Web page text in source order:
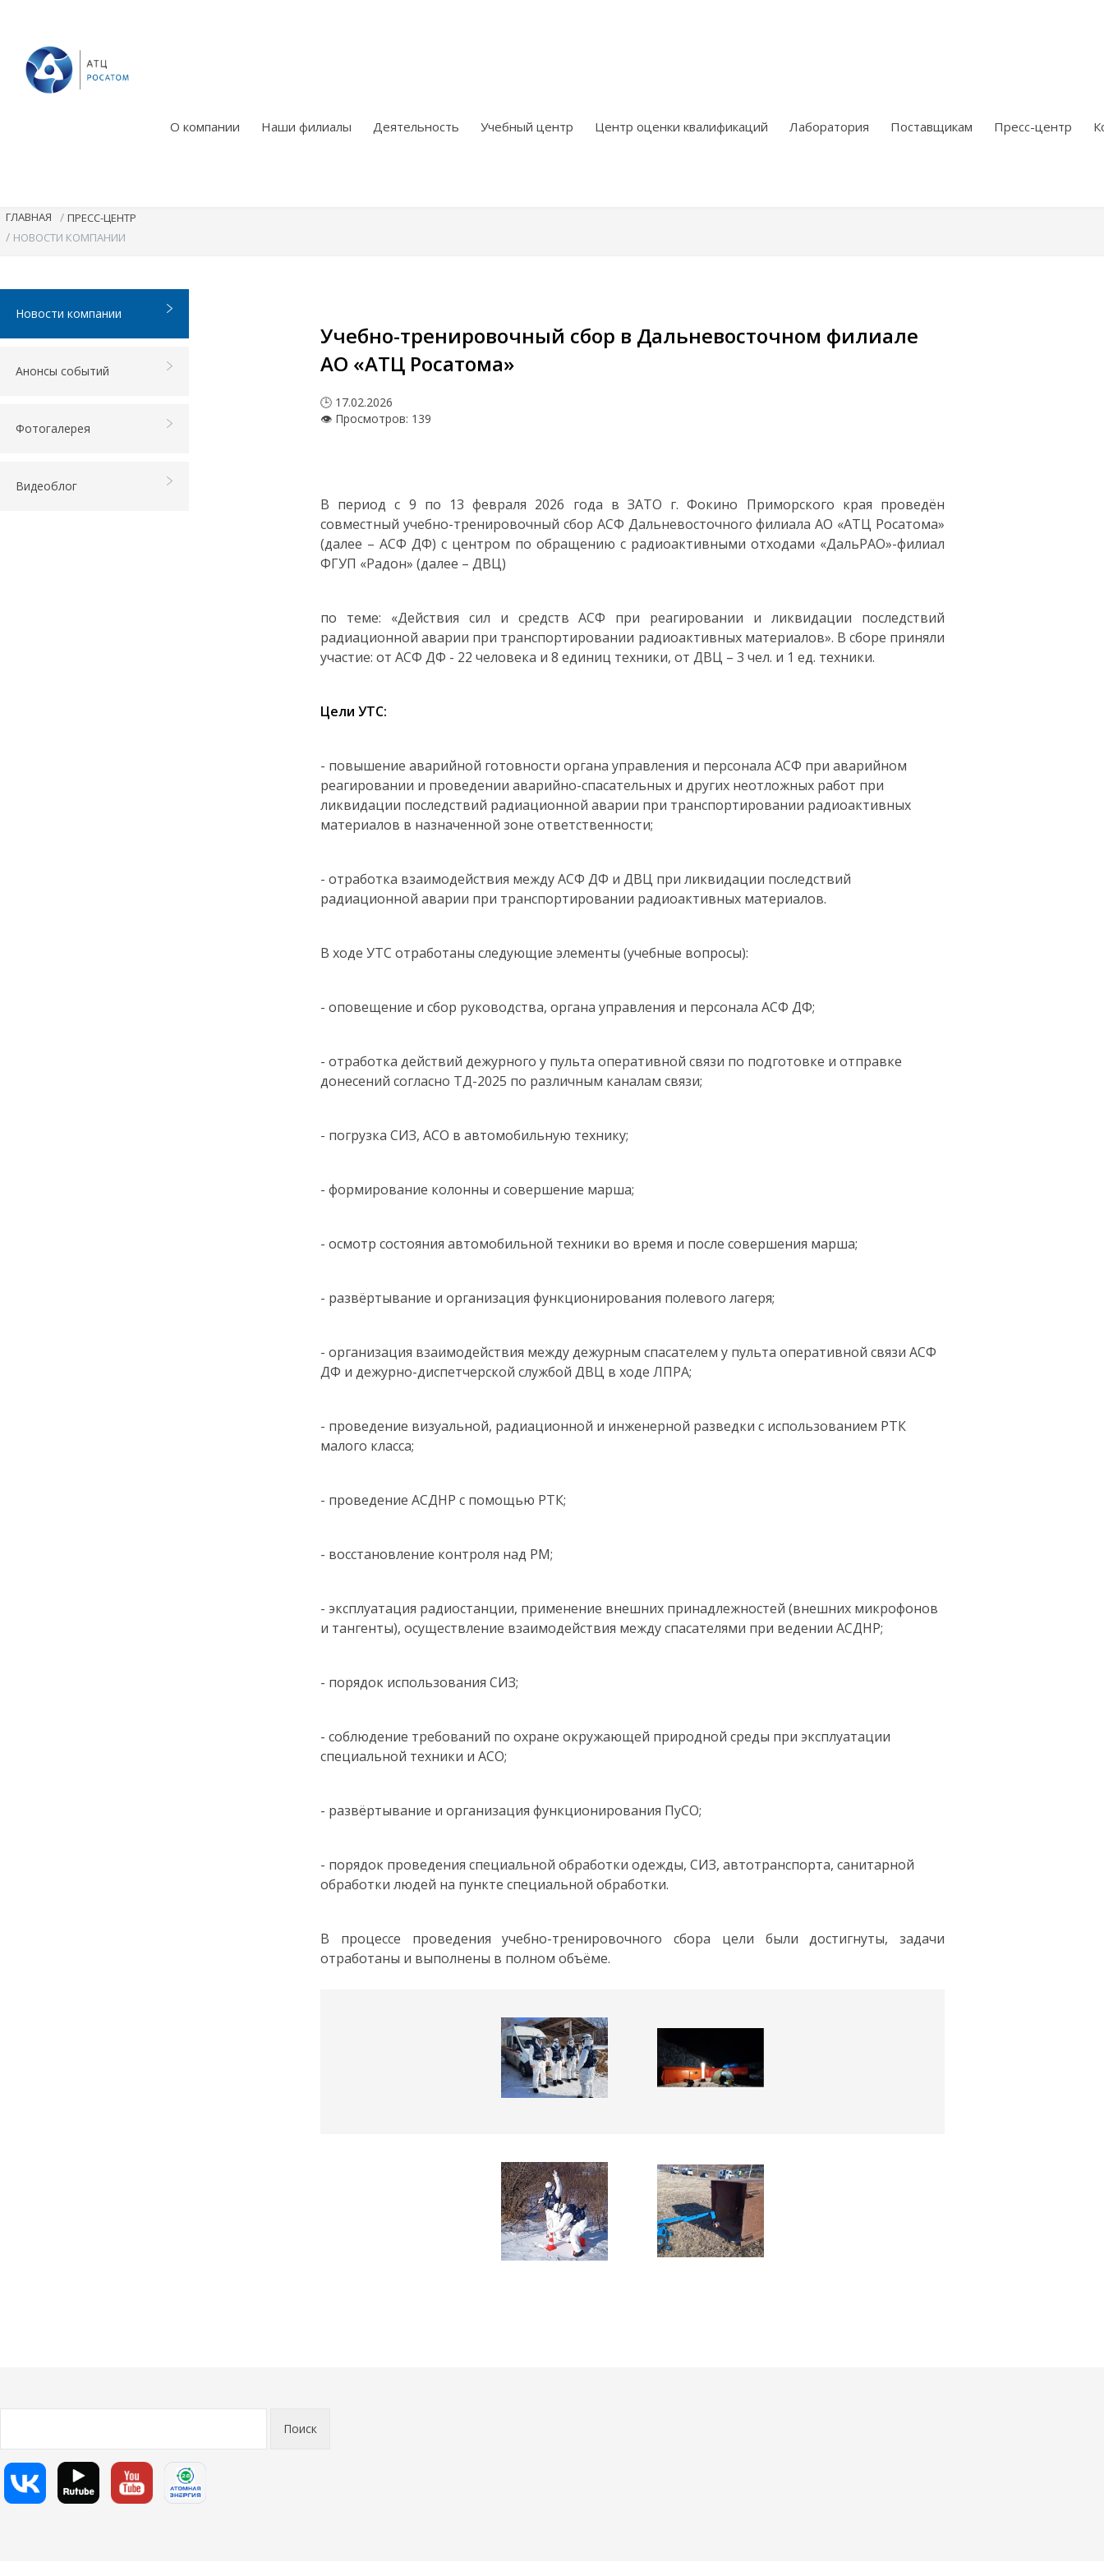
О компании Наши филиалы Деятельность Учебный центр Центр оценки квалификаций Лаборатория Поставщикам Пресс-центр
ГЛАВНАЯ / ПРЕСС-ЦЕНТР
/ НОВОСТИ КОМПАНИИ
Новости компании
Анонсы событий
Фотогалерея
Видеоблог
Учебно-тренировочный сбор в Дальневосточном филиале
АО «АТЦ Росатома»
🕒 17.02.2026
👁 Просмотров: 139
В период с 9 по 13 февраля 2026 года в ЗАТО г. Фокино Приморского края проведён
совместный учебно-тренировочный сбор АСФ Дальневосточного филиала АО «АТЦ Росатома»
(далее – АСФ ДФ) с центром по обращению с радиоактивными отходами «ДальРАО»-филиал
ФГУП «Радон» (далее – ДВЦ)
по теме: «Действия сил и средств АСФ при реагировании и ликвидации последствий
радиационной аварии при транспортировании радиоактивных материалов». В сборе приняли
участие: от АСФ ДФ - 22 человека и 8 единиц техники, от ДВЦ – 3 чел. и 1 ед. техники.
Цели УТС:
- повышение аварийной готовности органа управления и персонала АСФ при аварийном
реагировании и проведении аварийно-спасательных и других неотложных работ при
ликвидации последствий радиационной аварии при транспортировании радиоактивных
материалов в назначенной зоне ответственности;
- отработка взаимодействия между АСФ ДФ и ДВЦ при ликвидации последствий
радиационной аварии при транспортировании радиоактивных материалов.
В ходе УТС отработаны следующие элементы (учебные вопросы):
- оповещение и сбор руководства, органа управления и персонала АСФ ДФ;
- отработка действий дежурного у пульта оперативной связи по подготовке и отправке
донесений согласно ТД-2025 по различным каналам связи;
- погрузка СИЗ, АСО в автомобильную технику;
- формирование колонны и совершение марша;
- осмотр состояния автомобильной техники во время и после совершения марша;
- развёртывание и организация функционирования полевого лагеря;
- организация взаимодействия между дежурным спасателем у пульта оперативной связи АСФ
ДФ и дежурно-диспетчерской службой ДВЦ в ходе ЛПРА;
- проведение визуальной, радиационной и инженерной разведки с использованием РТК
малого класса;
- проведение АСДНР с помощью РТК;
- восстановление контроля над РМ;
- эксплуатация радиостанции, применение внешних принадлежностей (внешних микрофонов
и тангенты), осуществление взаимодействия между спасателями при ведении АСДНР;
- порядок использования СИЗ;
- соблюдение требований по охране окружающей природной среды при эксплуатации
специальной техники и АСО;
- развёртывание и организация функционирования ПуСО;
- порядок проведения специальной обработки одежды, СИЗ, автотранспорта, санитарной
обработки людей на пункте специальной обработки.
В процессе проведения учебно-тренировочного сбора цели были достигнуты, задачи
отработаны и выполнены в полном объёме.